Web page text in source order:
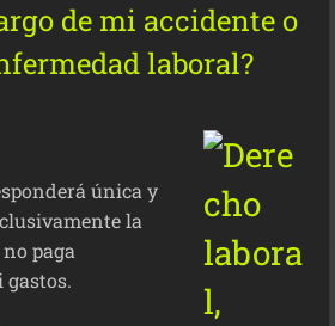
de mi accidente o
laboral?
única y
la
paga